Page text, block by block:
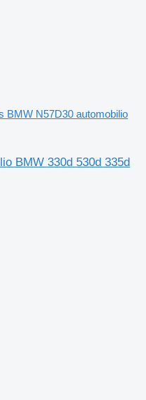
BMW N57D30 automobilio
BMW 330d 530d 335d